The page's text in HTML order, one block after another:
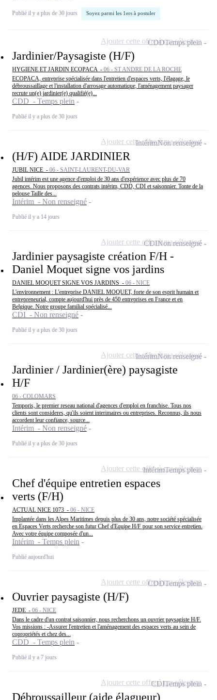
Publié il y a plus de 30 jours Soyez parmi les 1ers à postuler
Jardinier/Paysagiste (H/F)
HYGIENE ET JARDIN ECOPACA - 06 - ST ANDRE DE LA ROCHE
ECOPACA, entreprise spécialisée dans l'entretien d'espaces verts, l'élagage, le
débroussaillage et l'installation d'arrosage automatique, l'aménagement paysager
recrute un(e) jardinier(e) qualifié(e)...
CDD - Temps plein
Publié il y a plus de 30 jours
CDDTemps plein
Ajouter cette offre à ma sélection
(H/F) AIDE JARDINIER
JUBIL NICE - 06 - SAINT-LAURENT-DU-VAR
Jubil intérim est une agence d'emploi de 30 ans d'expérience avec plus de 70
agences. Nous proposons des contrats intérim, CDD, CDI et saisonnier. Tonte de la
pelouse Taille des...
Intérim - Non renseigné
Publié il y a 14 jours
IntérimNon renseigné
Ajouter cette offre à ma sélection
Jardinier paysagiste création F/H -
Daniel Moquet signe vos jardins
DANIEL MOQUET SIGNE VOS JARDINS - 06 - NICE
L'environnement : L'entreprise DANIEL MOQUET, forte de son esprit humain et
entrepreneurial, compte aujourd'hui près de 450 entreprises en France et en
Belgique. Notre groupe familial spécialisé...
CDI - Non renseigné
Publié il y a plus de 30 jours
CDINon renseigné
Ajouter cette offre à ma sélection
Jardinier / Jardinier(ère) paysagiste
H/F
06 - COLOMARS
Temporis, le premier reseau national d'agences d'emploi en franchise. Tous nos
clients sont consideres, qu'ils soient interimaires ou entreprises. Reconnus, ils nous
accordent leur confiance, source...
Intérim - Non renseigné
Publié il y a plus de 30 jours
IntérimNon renseigné
Ajouter cette offre à ma sélection
Chef d'équipe entretien espaces
verts (F/H)
ACTUAL NICE 1073 - 06 - NICE
Implantée dans les Alpes Maritimes depuis plus de 30 ans, notre société spécialisée
en Espaces Verts recherche son futur Chef d'Equipe H/F pour son service entretien.
Avec votre équipe composée d'un...
Intérim - Temps plein
Publié aujourd'hui
IntérimTemps plein
Ajouter cette offre à ma sélection
Ouvrier paysagiste (H/F)
JEDE - 06 - NICE
Dans le cadre d'un contrat saisonnier, nous recherchons un ouvrier paysagiste H/F.
Vos missions : -Assurer l'entretien et l'aménagement des espaces verts au sein de
copropriétés et chez des...
CDD - Temps plein
Publié il y a 7 jours
CDDTemps plein
Ajouter cette offre à ma sélection
Débroussailleur (aide élagueur)
CDITemps plein
Ajouter cette offre à ma sélection